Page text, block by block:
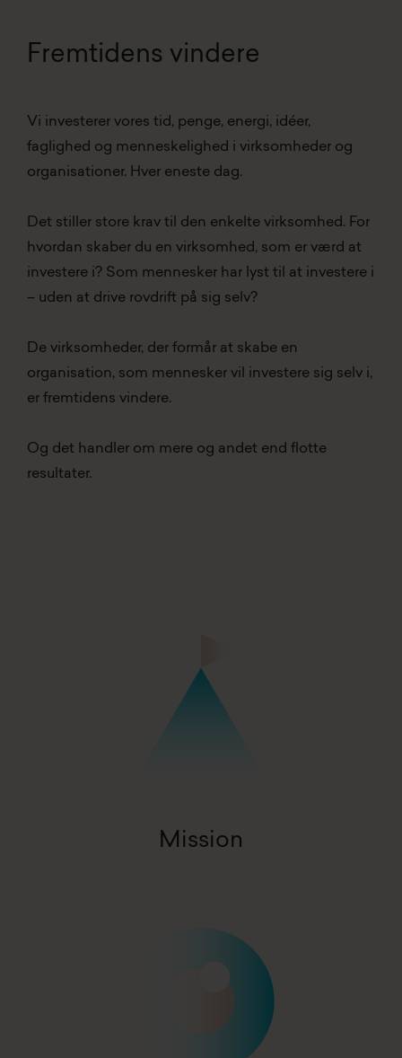
Fremtidens vindere
Vi investerer vores tid, penge, energi, idéer,
faglighed og menneskelighed i virksomheder og
organisationer. Hver eneste dag.
Det stiller store krav til den enkelte virksomhed. For
hvordan skaber du en virksomhed, som er værd at
investere i? Som mennesker har lyst til at investere i
– uden at drive rovdrift på sig selv?
De virksomheder, der formår at skabe en
organisation, som mennesker vil investere sig selv i,
er fremtidens vindere.
Og det handler om mere og andet end flotte
resultater.
Mission
A world with more organizations worth investing in